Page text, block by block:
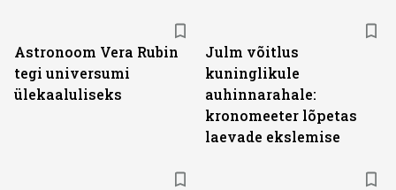
Astronoom Vera Rubin
tegi universumi
ülekaaluliseks
Julm võitlus
kuninglikule
auhinnarahale:
kronomeeter lõpetas
laevade ekslemise